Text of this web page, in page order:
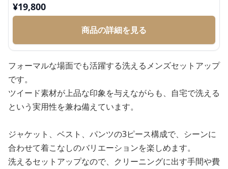
¥19,800
商品の詳細を見る
フォーマルな場面でも活躍する洗えるメンズセットアップ
です。
ツイード素材が上品な印象を与えながらも、自宅で洗える
という実用性を兼ね備えています。
ジャケット、ベスト、パンツの3ピース構成で、シーンに
合わせて着こなしのバリエーションを楽しめます。
洗えるセットアップなので、クリーニングに出す手間や費